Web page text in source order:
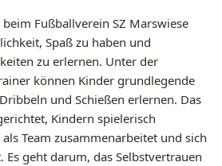
Fußballverein SZ Marswiese
Spaß zu haben und
zu erlernen. Unter der
können Kinder grundlegende
und Schießen erlernen. Das
Kindern spielerisch
Team zusammenarbeitet und sich
geht darum, das Selbstvertrauen